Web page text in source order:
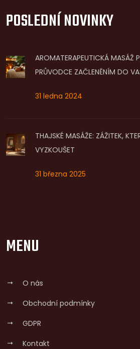
POSLEDNÍ NOVINKY
AROMATERAPEUTICKÁ MASÁŽ
PRŮVODCE ZAČLENĚNÍM DO
31 ledna 2024
THAJSKÉ MASÁŽE: ZÁŽITEK,
VYZKOUŠET
31 března 2025
MENU
O nás
Obchodní podmínky
GDPR
Kontakt